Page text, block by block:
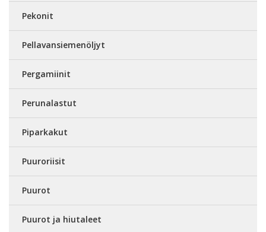
Pekonit
Pellavansiemenöljyt
Pergamiinit
Perunalastut
Piparkakut
Puuroriisit
Puurot
Puurot ja hiutaleet